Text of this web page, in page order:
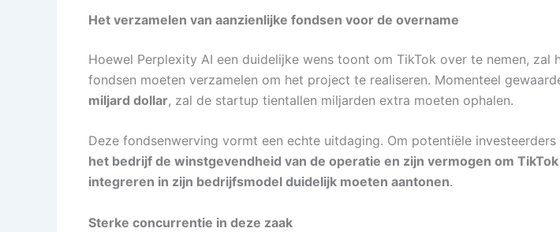
Het verzamelen van aanzienlijke fondsen voor de overname
Hoewel Perplexity AI een duidelijke wens toont om TikTok over te nemen, zal
fondsen moeten verzamelen om het project te realiseren. Momenteel
miljard dollar, zal de startup tientallen miljarden extra moeten ophalen.
Deze fondsenwerving vormt een echte uitdaging. Om potentiële
het bedrijf de winstgevendheid van de operatie en zijn vermogen om
integreren in zijn bedrijfsmodel duidelijk moeten aantonen.
Sterke concurrentie in deze zaak